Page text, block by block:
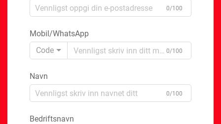
0/100
Mobil/WhatsApp
Code
0/100
Navn
0/100
Bedriftsnavn